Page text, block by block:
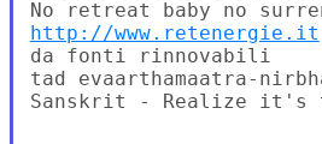
http://www.retenergie.it
da fonti rinnovabili
tad evaarthamaatra-
Sanskrit - Realize it's